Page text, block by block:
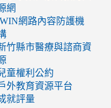
網
網路內容防護機
竹縣市醫療與諮商資
童權利公約
外教育資源平台
就評量